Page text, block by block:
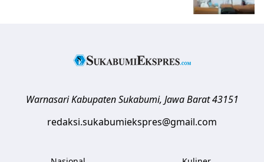
Warnasari Kabupaten Sukabumi, Jawa Barat 43151
redaksi.sukabumiekspres@gmail.com